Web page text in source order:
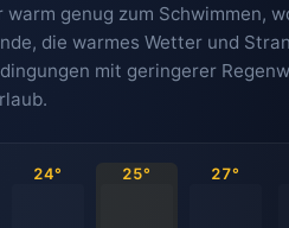
genug zum Schwimmen,
die warmes Wetter und
mit geringerer
24° 25° 27°